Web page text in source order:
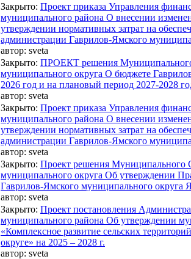
Закрыто: Проект приказа Управления
муниципального района О внесении
утверждении нормативных затрат на
администрации Гаврилов-Ямского
автор: sveta
Закрыто: ПРОЕКТ решения
муниципального округа О бюджете
2026 год и на плановый период 2027-2028
автор: sveta
Закрыто: Проект приказа Управления
муниципального района О внесении
утверждении нормативных затрат на
администрации Гаврилов-Ямского
автор: sveta
Закрыто: Проект решения Муниципального
муниципального округа Об утверждении
Гаврилов-Ямского муниципального округа
автор: sveta
Закрыто: Проект постановления
муниципального района Об утверждении
«Комплексное развитие сельских
округе» на 2025 – 2028 г.
автор: sveta